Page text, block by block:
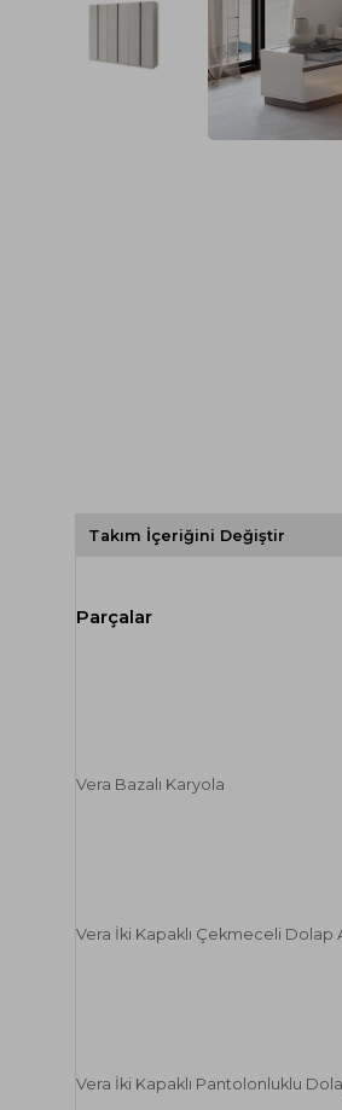
Spor Koltuk Takımı
Krem Koltuk Takımı
Gri Koltuk Takımı
Takım İçeriğini Değiştir
Vera Bazalı Karyola
Vera İki Kapaklı Çekmeceli Dolap
Vera İki Kapaklı Pantolonluklu